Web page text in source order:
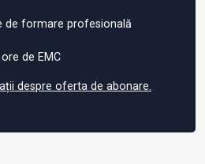
de formare profesională
de EMC
despre oferta de abonare.